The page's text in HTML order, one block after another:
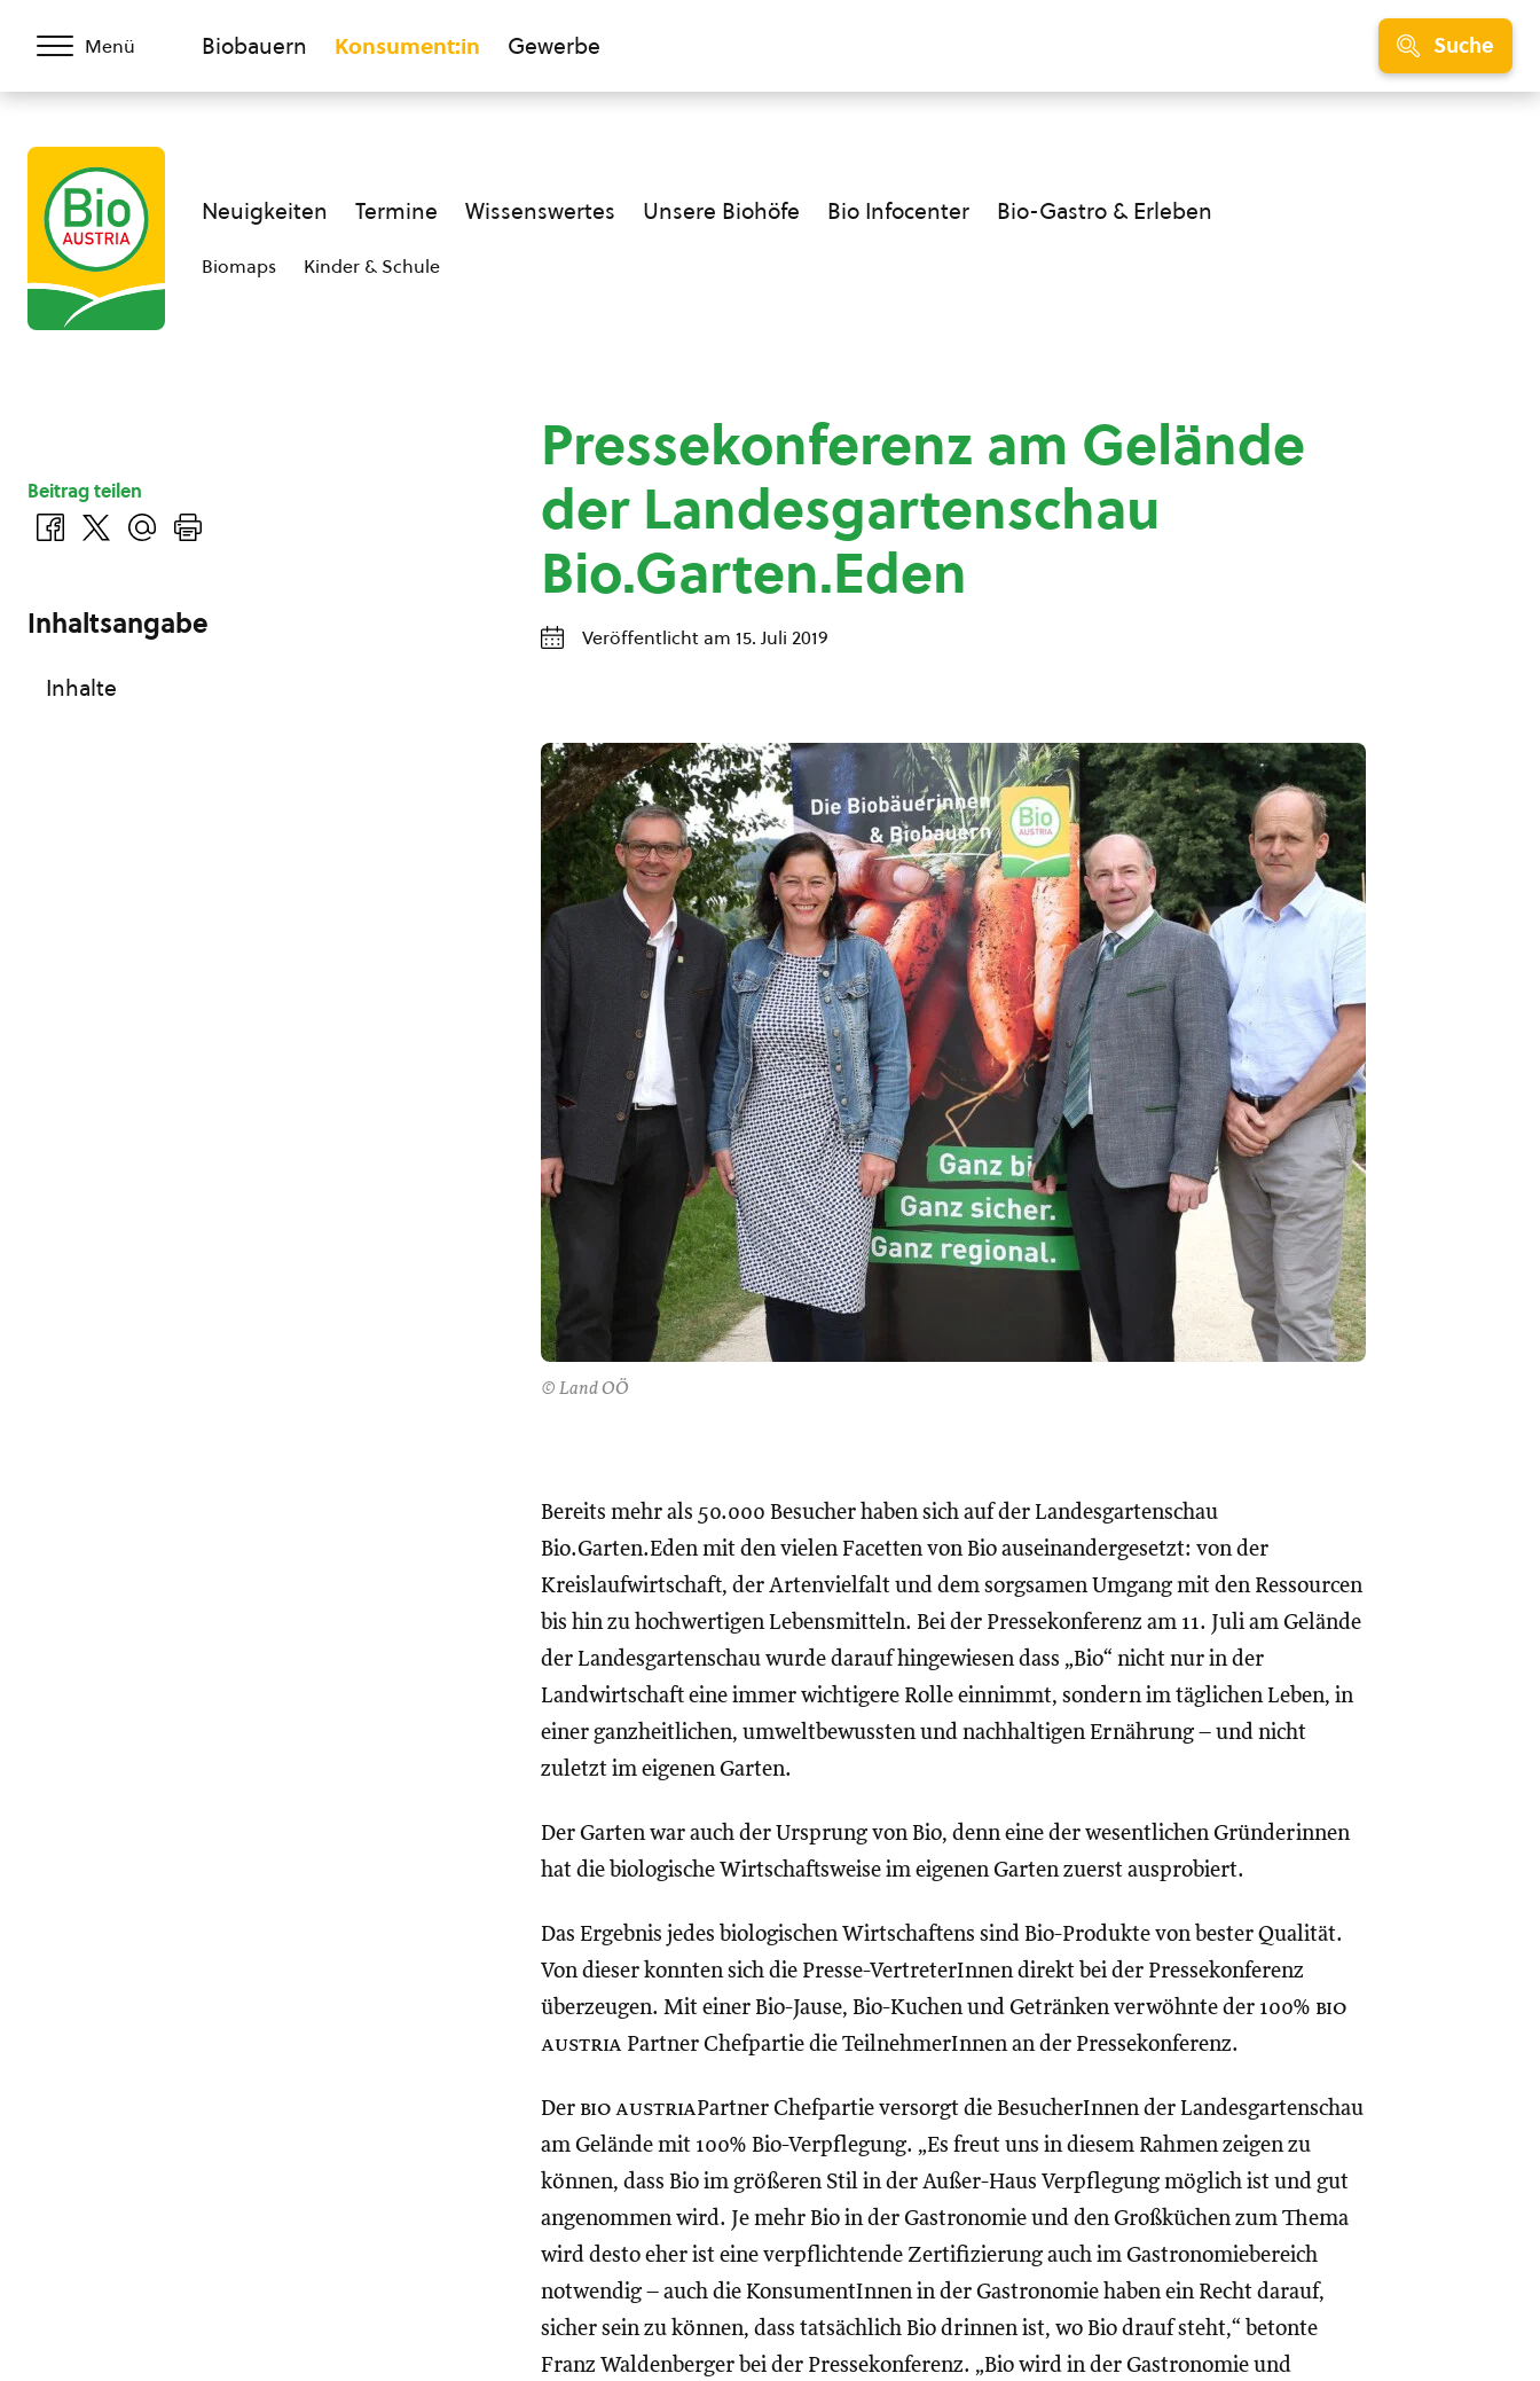
Menü Biobauern Konsument:in Gewerbe Suche
Neuigkeiten Termine Wissenswertes Unsere Biohöfe Bio Infocenter Bio-Gastro & Erleben
Biomaps Kinder & Schule
Pressekonferenz am Gelände
der Landesgartenschau
Bio.Garten.Eden
Veröffentlicht am 15. Juli 2019
© Land OÖ
Bereits mehr als 50.000 Besucher haben sich auf der Landesgartenschau
Bio.Garten.Eden mit den vielen Facetten von Bio auseinandergesetzt: von der
Kreislaufwirtschaft, der Artenvielfalt und dem sorgsamen Umgang mit den Ressourcen
bis hin zu hochwertigen Lebensmitteln. Bei der Pressekonferenz am 11. Juli am Gelände
der Landesgartenschau wurde darauf hingewiesen dass „Bio“ nicht nur in der
Landwirtschaft eine immer wichtigere Rolle einnimmt, sondern im täglichen Leben, in
einer ganzheitlichen, umweltbewussten und nachhaltigen Ernährung – und nicht
zuletzt im eigenen Garten.
Der Garten war auch der Ursprung von Bio, denn eine der wesentlichen Gründerinnen
hat die biologische Wirtschaftsweise im eigenen Garten zuerst ausprobiert.
Das Ergebnis jedes biologischen Wirtschaftens sind Bio-Produkte von bester Qualität.
Von dieser konnten sich die Presse-VertreterInnen direkt bei der Pressekonferenz
überzeugen. Mit einer Bio-Jause, Bio-Kuchen und Getränken verwöhnte der 100% bio
austria Partner Chefpartie die TeilnehmerInnen an der Pressekonferenz.
Der bio austriaPartner Chefpartie versorgt die BesucherInnen der Landesgartenschau
am Gelände mit 100% Bio-Verpflegung. „Es freut uns in diesem Rahmen zeigen zu
können, dass Bio im größeren Stil in der Außer-Haus Verpflegung möglich ist und gut
angenommen wird. Je mehr Bio in der Gastronomie und den Großküchen zum Thema
wird desto eher ist eine verpflichtende Zertifizierung auch im Gastronomiebereich
notwendig – auch die KonsumentInnen in der Gastronomie haben ein Recht darauf,
sicher sein zu können, dass tatsächlich Bio drinnen ist, wo Bio drauf steht,“ betonte
Franz Waldenberger bei der Pressekonferenz. „Bio wird in der Gastronomie und
Beitrag teilen
Inhaltsangabe
Inhalte